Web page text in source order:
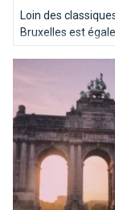
Loin des
Bruxelles est
connues. Nous
capitale de